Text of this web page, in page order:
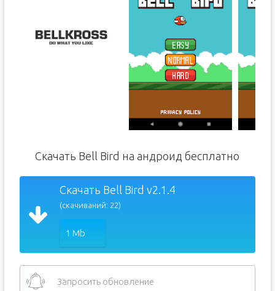
Скачать Bell Bird на андроид бесплатно
Скачать Bell Bird v2.1.4
(скачиваний: 22)
1 Mb
Запросить обновление